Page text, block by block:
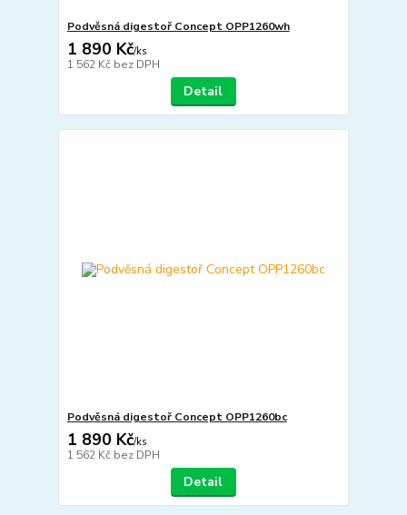
Podvěsná digestoř Concept OPP1260wh
1 890 Kč/ks
1 562 Kč bez DPH
Detail
Podvěsná digestoř Concept OPP1260bc
1 890 Kč/ks
1 562 Kč bez DPH
Detail